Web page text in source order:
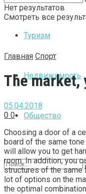
Туризм
Недвижимость
Общество
Нет результатов
Смотреть все
Главная Спорт
The market,
05.04.2018
0 0
Choosing a door of a
board of the same
will allow you to get
room. In addition, you
structures of the same
lot of options on the
the optimal